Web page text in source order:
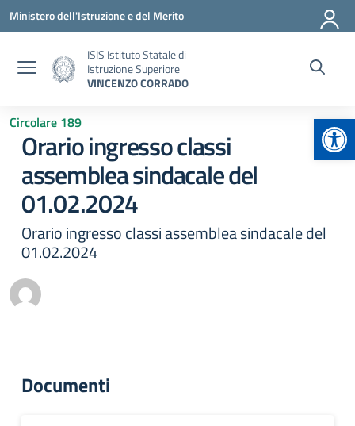
Vai ai contenuti
Vai al menu di navigazione
Vai al footer
Ministero dell'Istruzione e del Merito
ISIS Istituto Statale di
Istruzione Superiore
VINCENZO CORRADO
Circolare 189
Orario ingresso classi
assemblea sindacale del
01.02.2024
Orario ingresso classi assemblea sindacale del
01.02.2024
Documenti